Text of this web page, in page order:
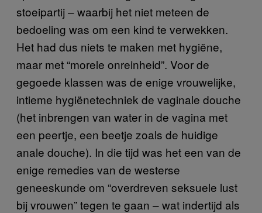
stoeipartij – waarbij het niet meteen de
bedoeling was om een kind te verwekken.
Het had dus niets te maken met hygiëne,
maar met “morele onreinheid”. Voor de
gegoede klassen was de enige vrouwelijke,
intieme hygiënetechniek de vaginale douche
(het inbrengen van water in de vagina met
een peertje, een beetje zoals de huidige
anale douche). In die tijd was het een van de
enige remedies van de westerse
geneeskunde om “overdreven seksuele lust
bij vrouwen” tegen te gaan – wat indertijd als